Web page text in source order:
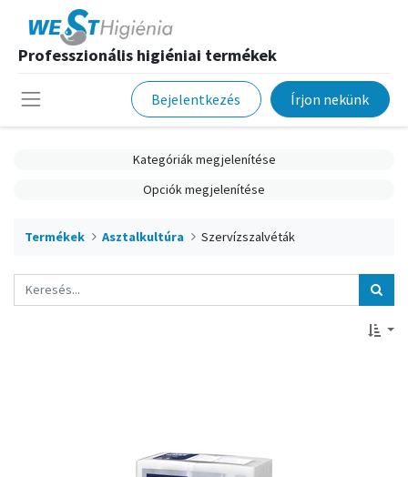
Professzionális higiéniai termékek
Bejelentkezés Írjon nekünk
Kategóriák megjelenítése
Opciók megjelenítése
Termékek Asztalkultúra Szervízszalvéták